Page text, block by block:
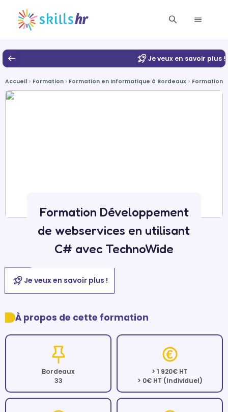
Je veux en savoir plus !
Accueil Formation Formation en Informatique à Bordeaux Formation
Formation Développement
de webservices en utilisant
C# avec TechnoWide
Je veux en savoir plus !
À propos de cette formation
Bordeaux
33
> 1 920€ HT
> 0€ HT (Individuel)